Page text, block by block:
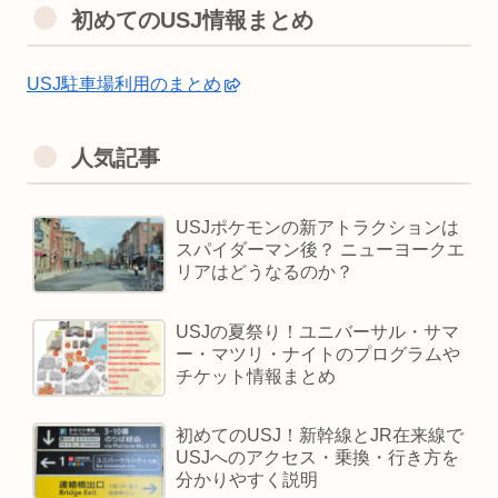
初めてのUSJ情報まとめ
USJ駐車場利用のまとめ
人気記事
USJポケモンの新アトラクションは
スパイダーマン後？ ニューヨークエ
リアはどうなるのか？
USJの夏祭り！ユニバーサル・サマ
ー・マツリ・ナイトのプログラムや
チケット情報まとめ
初めてのUSJ！新幹線とJR在来線で
USJへのアクセス・乗換・行き方を
分かりやすく説明